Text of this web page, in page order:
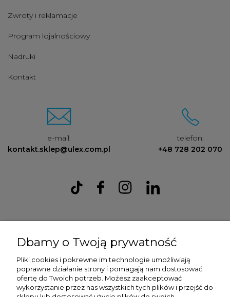
Zwroty i reklamacje
Program lojalnościowy
Nadruki
Kontakt
e-mail:
kontakt.sklep@ulex.com.pl
telefon:
+48 728 202 070
Ulex Sp. z O.O. , ul. T.T. Jeża 15, 43-300 Bielsko Biała, woj. śląskie,
9372470787
Dbamy o Twoją prywatność
Pliki cookies i pokrewne im technologie umożliwiają
poprawne działanie strony i pomagają nam dostosować
ofertę do Twoich potrzeb. Możesz zaakceptować
wykorzystanie przez nas wszystkich tych plików i przejść do